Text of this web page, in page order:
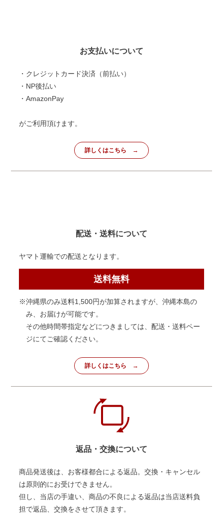
お支払いについて
・クレジットカード決済（前払い）
・NP後払い
・AmazonPay
がご利用頂けます。
詳しくはこちら
配送・送料について
ヤマト運輸での配送となります。
送料無料
※沖縄県のみ送料1,500円が加算されますが、沖縄本島の
み、お届けが可能です。
その他時間帯指定などにつきましては、配送・送料ペー
ジにてご確認ください。
詳しくはこちら
返品・交換について
商品発送後は、お客様都合による返品。交換・キャンセル
は原則的にお受けできません。
但し、当店の手違い、商品の不良による返品は当店送料負
担で返品、交換をさせて頂きます。